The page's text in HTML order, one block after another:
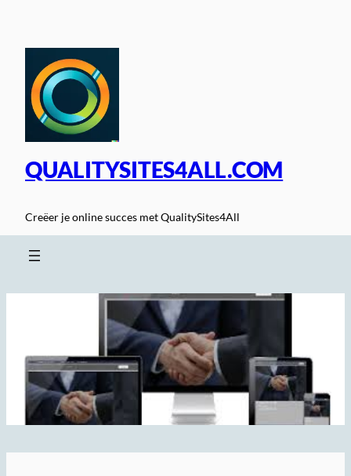
inhoud
QUALITYSITES4ALL.COM
Creëer je online succes met QualitySites4All